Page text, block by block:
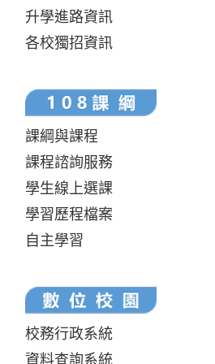
升學進路資訊
各校獨招資訊
課綱與課程
課程諮詢服務
學生線上選課
學習歷程檔案
自主學習
校務行政系統
資料查詢系統